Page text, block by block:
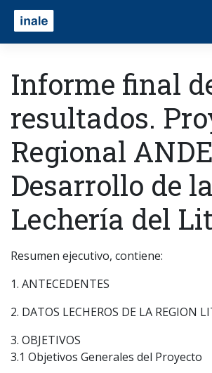
Informe final
resultados.
Regional
Desarrollo de la
Lechería del
Resumen ejecutivo, contiene:
1. ANTECEDENTES
2. DATOS LECHEROS DE LA REGION
3. OBJETIVOS
3.1 Objetivos Generales del Proyecto